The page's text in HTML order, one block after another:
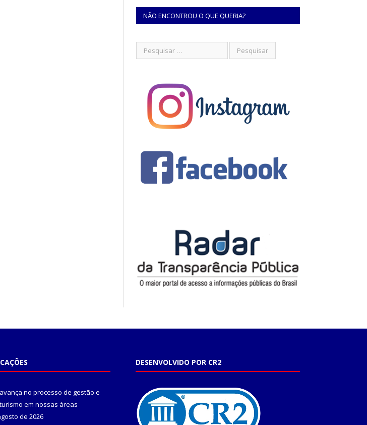
NÃO ENCONTROU O QUE QUERIA?
no processo de gestão e
em nossas áreas
de 2026
DESENVOLVIDO POR CR2